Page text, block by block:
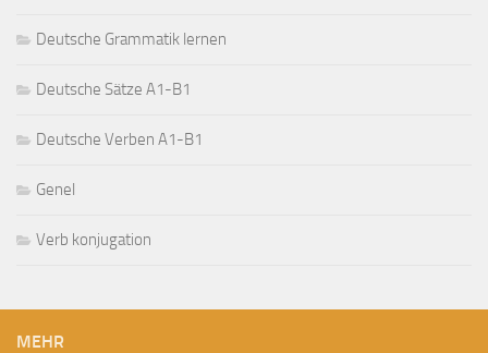
Deutsche Grammatik lernen
Deutsche Sätze A1-B1
Deutsche Verben A1-B1
Genel
Verb konjugation
MEHR